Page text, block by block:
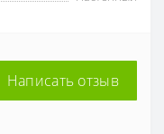
Написать отзыв